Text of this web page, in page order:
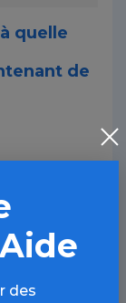
quelle
de
des